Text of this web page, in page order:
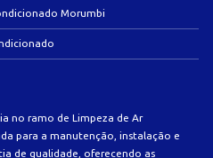
Morumbi
no ramo de Limpeza de Ar
para a manutenção, instalação e
de qualidade, oferecendo as